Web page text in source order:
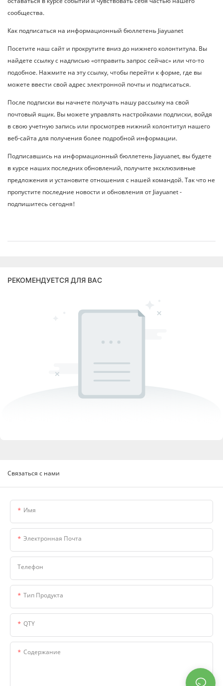
сообщества.
Как подписаться на информационный бюллетень Jiayuanet
Посетите наш сайт и прокрутите вниз до нижнего колонтитула. Вы
найдете ссылку с надписью «отправить запрос сейчас» или что-то
подобное. Нажмите на эту ссылку, чтобы перейти к форме, где вы
можете ввести свой адрес электронной почты и подписаться.
После подписки вы начнете получать нашу рассылку на свой
почтовый ящик. Вы можете управлять настройками подписки, войдя
в свою учетную запись или просмотрев нижний колонтитул нашего
веб-сайта для получения более подробной информации.
Подписавшись на информационный бюллетень Jiayuanet, вы будете
в курсе наших последних обновлений, получите эксклюзивные
предложения и установите отношения с нашей командой. Так что не
пропустите последние новости и обновления от Jiayuanet -
подпишитесь сегодня!
РЕКОМЕНДУЕТСЯ ДЛЯ ВАС
Связаться с нами
Имя
Электронная Почта
Телефон
Тип Продукта
QTY
Содержание